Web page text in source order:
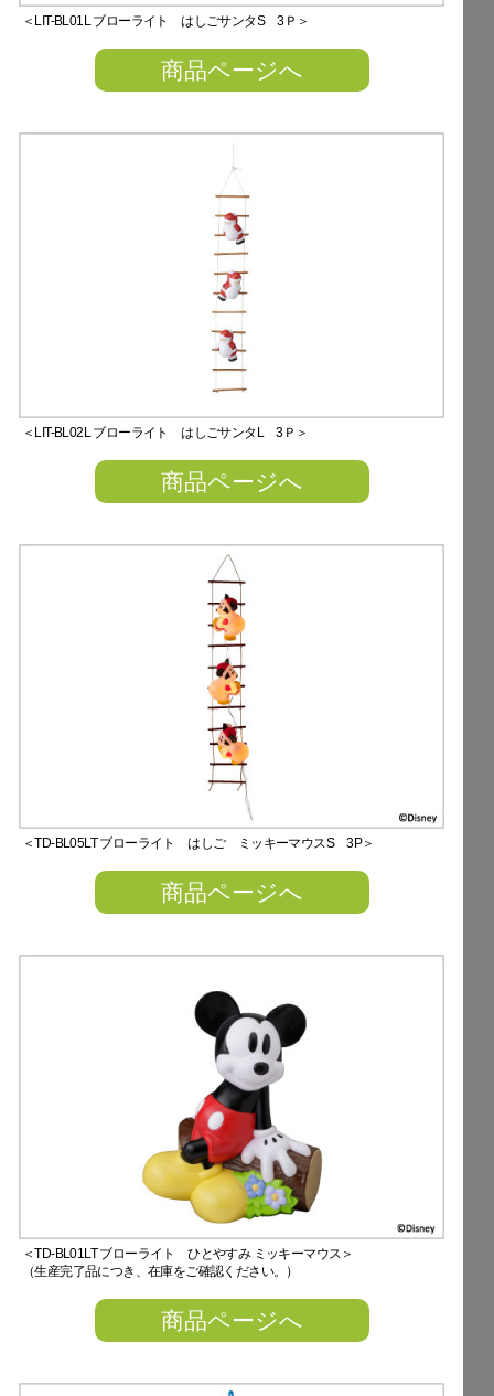
＜LIT-BL01L ブローライト はしごサンタS 3Ｐ＞
商品ページへ
＜LIT-BL02L ブローライト はしごサンタL 3Ｐ＞
商品ページへ
＜TD-BL05LT ブローライト はしご ミッキーマウスS 3P＞
商品ページへ
＜TD-BL01LT ブローライト ひとやすみ ミッキーマウス＞
（生産完了品につき、在庫をご確認ください。）
商品ページへ